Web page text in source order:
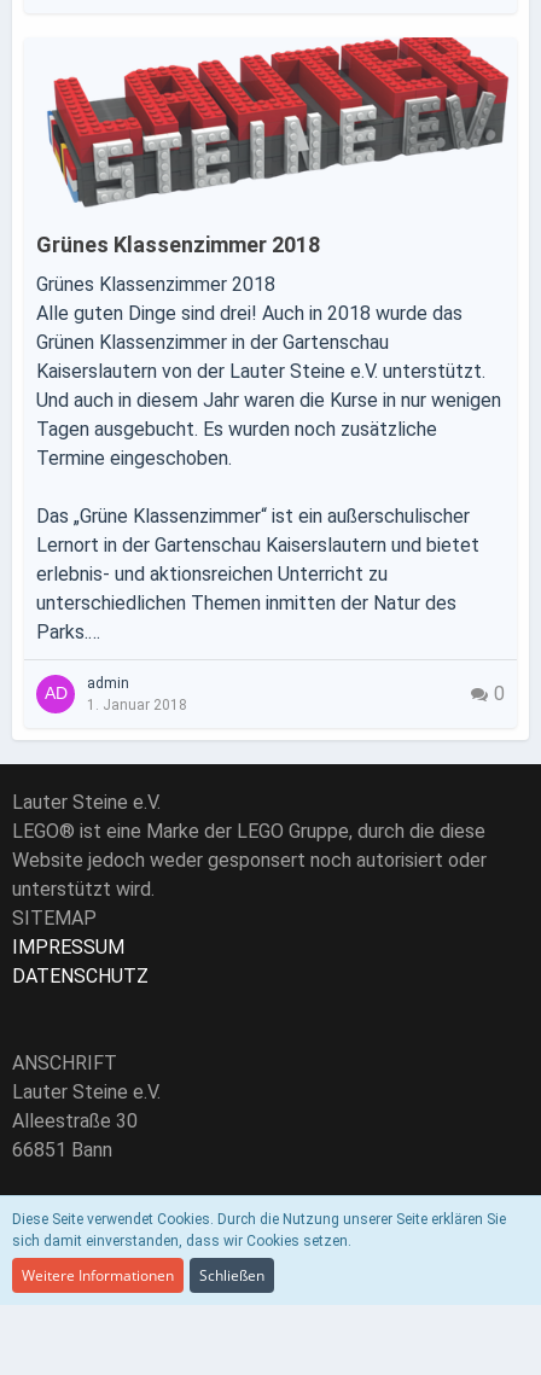
Grünes Klassenzimmer 2018
Grünes Klassenzimmer 2018
Alle guten Dinge sind drei! Auch in 2018 wurde das
Grünen Klassenzimmer in der Gartenschau
Kaiserslautern von der Lauter Steine e.V. unterstützt.
Und auch in diesem Jahr waren die Kurse in nur wenigen
Tagen ausgebucht. Es wurden noch zusätzliche
Termine eingeschoben.
Das „Grüne Klassenzimmer“ ist ein außerschulischer
Lernort in der Gartenschau Kaiserslautern und bietet
erlebnis- und aktionsreichen Unterricht zu
unterschiedlichen Themen inmitten der Natur des
Parks.…
admin
1. Januar 2018
0
Lauter Steine e.V.
LEGO® ist eine Marke der LEGO Gruppe, durch die diese
Website jedoch weder gesponsert noch autorisiert oder
unterstützt wird.
SITEMAP
IMPRESSUM
DATENSCHUTZ
ANSCHRIFT
Lauter Steine e.V.
Alleestraße 30
66851 Bann
Vereinsregister-Nr.: VR30652
E-Mail:info@lautersteine.de
Diese Seite verwendet Cookies. Durch die Nutzung unserer Seite erklären Sie
sich damit einverstanden, dass wir Cookies setzen.
Weitere Informationen Schließen